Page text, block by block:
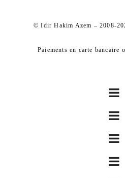
© Idir Hakim Azem – 2008-
Paiements en carte bancaire